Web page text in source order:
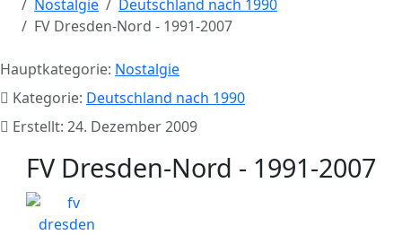
Nostalgie
Deutschland nach 1990
FV Dresden-Nord - 1991-2007
Hauptkategorie: Nostalgie
Kategorie: Deutschland nach 1990
Erstellt: 24. Dezember 2009
FV Dresden-Nord - 1991-2007